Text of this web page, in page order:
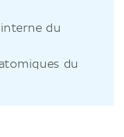
du
du